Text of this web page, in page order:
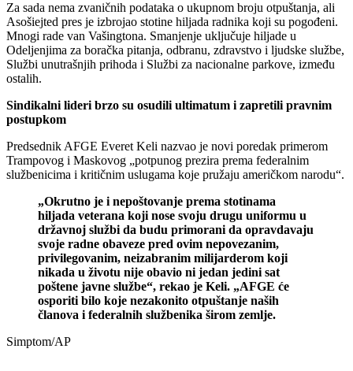
Za sada nema zvaničnih podataka o ukupnom broju otpuštanja, ali
Asošiejted pres je izbrojao stotine hiljada radnika koji su pogođeni.
Mnogi rade van Vašingtona. Smanjenje uključuje hiljade u
Odeljenjima za boračka pitanja, odbranu, zdravstvo i ljudske službe,
Službi unutrašnjih prihoda i Službi za nacionalne parkove, između
ostalih.
Sindikalni lideri brzo su osudili ultimatum i zapretili pravnim
postupkom
Predsednik AFGE Everet Keli nazvao je novi poredak primerom
Trampovog i Maskovog „potpunog prezira prema federalnim
službenicima i kritičnim uslugama koje pružaju američkom narodu“.
„Okrutno je i nepoštovanje prema stotinama
hiljada veterana koji nose svoju drugu uniformu u
državnoj službi da budu primorani da opravdavaju
svoje radne obaveze pred ovim nepovezanim,
privilegovanim, neizabranim milijarderom koji
nikada u životu nije obavio ni jedan jedini sat
poštene javne službe“, rekao je Keli. „AFGE će
osporiti bilo koje nezakonito otpuštanje naših
članova i federalnih službenika širom zemlje.
Simptom/AP